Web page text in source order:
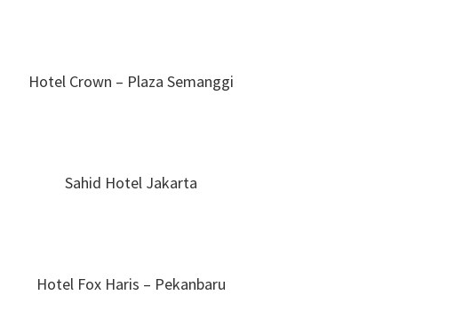
Hotel Crown – Plaza Semanggi
Sahid Hotel Jakarta
Hotel Fox Haris – Pekanbaru